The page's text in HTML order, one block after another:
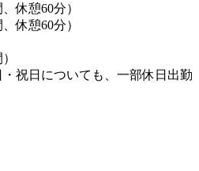
休憩60分）
休憩60分）
祝日についても、一部休日出勤